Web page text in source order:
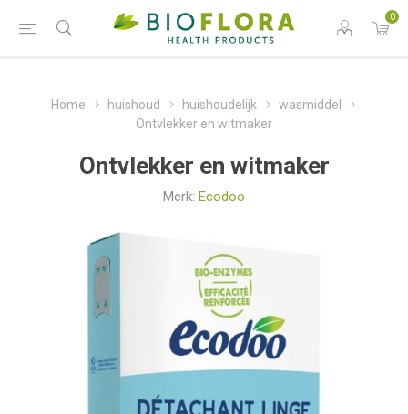
0
Home huishoud huishoudelijk
wasmiddel
Ontvlekker en witmaker
Ontvlekker en witmaker
Merk: Ecodoo